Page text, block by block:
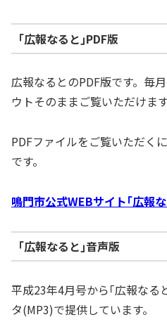
｢広報なると｣PDF版
広報なるとのPDF版です。毎
ウトそのままご覧いただけます
PDFファイルをご覧いただく
です。
鳴門市公式WEBサイト｢広報
｢広報なると｣音声版
平成23年4月号から｢広報なる
タ(MP3)で提供しています。